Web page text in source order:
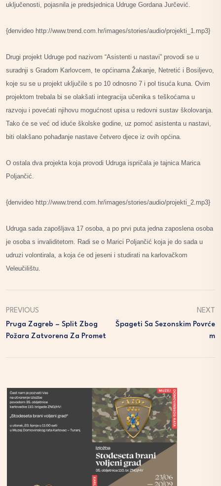
uključenosti, pojasnila je predsjednica Udruge Gordana Jurčević.
{denvideo http://www.trend.com.hr/images/stories/audio/projekti_1.mp3}
Drugi projekt Udruge pod nazivom “Asistenti u nastavi” provodi se u
suradnji s Gradom Karlovcem, te općinama Žakanje, Netretić i Bosiljevo,
koje su se u projekt uključile s po 10 odnosno 7 i pol tisuća kuna. Ovim
projektom trebala bi se olakšati integracija učenika s teškoćama u
razvoju i povećati njihovu mogućnost upisa u redovni sustav školovanja.
Tako će se već od iduće školske godine, uz pomoć asistenta u nastavi,
biti olakšano pohađanje nastave četvero djece iz ovih općina.
O ostala dva projekta koja provodi Udruga ispričala je tajnica Marica
Poljančić.
{denvideo http://www.trend.com.hr/images/stories/audio/projekti_2.mp3}
Udruga sada zapošljava 17 osoba, a po prvi puta jedna zaposlena osoba
je osoba s invaliditetom. Radi se o Marici Poljančić koja je do sada u
udruzi volontirala, a koja će od jeseni i studirati na karlovačkom
Veleučilištu.
PREVIOUS
Pruga Zagreb – Split Zbog
Požara Zatvorena Za Promet
NEXT
Špageti Sa Sezonskim Povrće
M